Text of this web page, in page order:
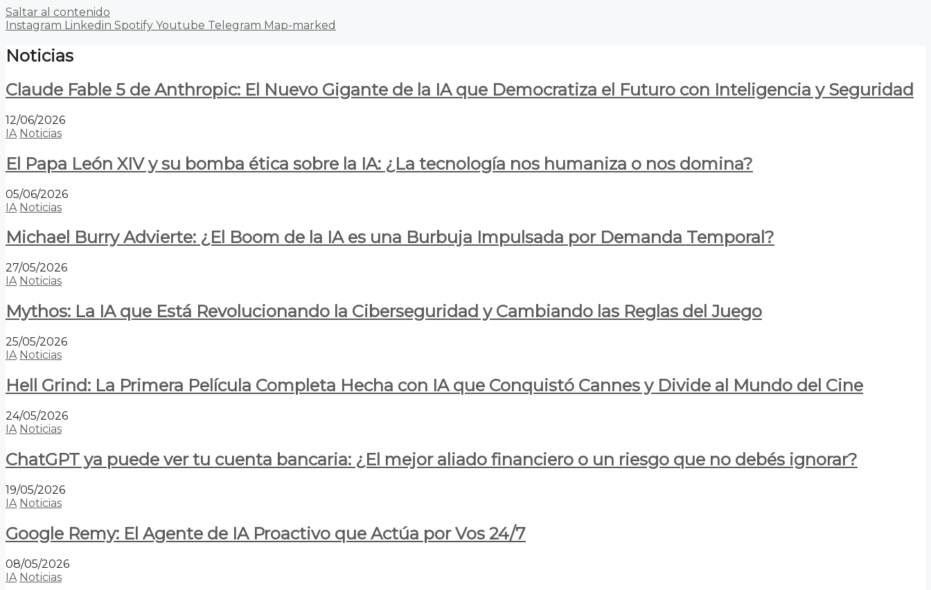
Saltar al contenido
Instagram Linkedin Spotify Youtube Telegram Map-marked
Noticias
Claude Fable 5 de Anthropic: El Nuevo Gigante de la IA que Democratiza el Futuro con Inteligencia y Seguridad
12/06/2026
IA Noticias
El Papa León XIV y su bomba ética sobre la IA: ¿La tecnología nos humaniza o nos domina?
05/06/2026
IA Noticias
Michael Burry Advierte: ¿El Boom de la IA es una Burbuja Impulsada por Demanda Temporal?
27/05/2026
IA Noticias
Mythos: La IA que Está Revolucionando la Ciberseguridad y Cambiando las Reglas del Juego
25/05/2026
IA Noticias
Hell Grind: La Primera Película Completa Hecha con IA que Conquistó Cannes y Divide al Mundo del Cine
24/05/2026
IA Noticias
ChatGPT ya puede ver tu cuenta bancaria: ¿El mejor aliado financiero o un riesgo que no debés ignorar?
19/05/2026
IA Noticias
Google Remy: El Agente de IA Proactivo que Actúa por Vos 24/7
08/05/2026
IA Noticias